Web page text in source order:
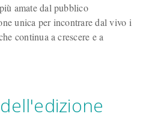
amate dal pubblico
unica per incontrare dal vivo i
continua a crescere e a